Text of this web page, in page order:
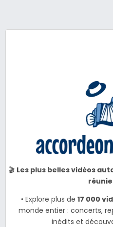
🎬 Les plus belles vidéos
• Explore plus de 17 000
monde entier : concerts,
inédits et